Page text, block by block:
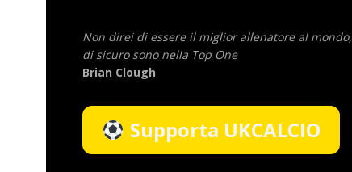
Non direi di essere il miglior allenatore al mondo,
di sicuro sono nella Top One
Brian Clough
Supporta UKCALCIO